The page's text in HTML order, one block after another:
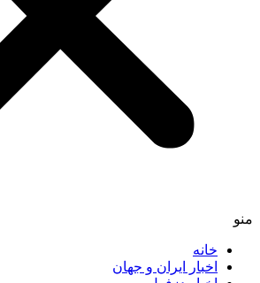
خانه
اخبار ایران و جهان